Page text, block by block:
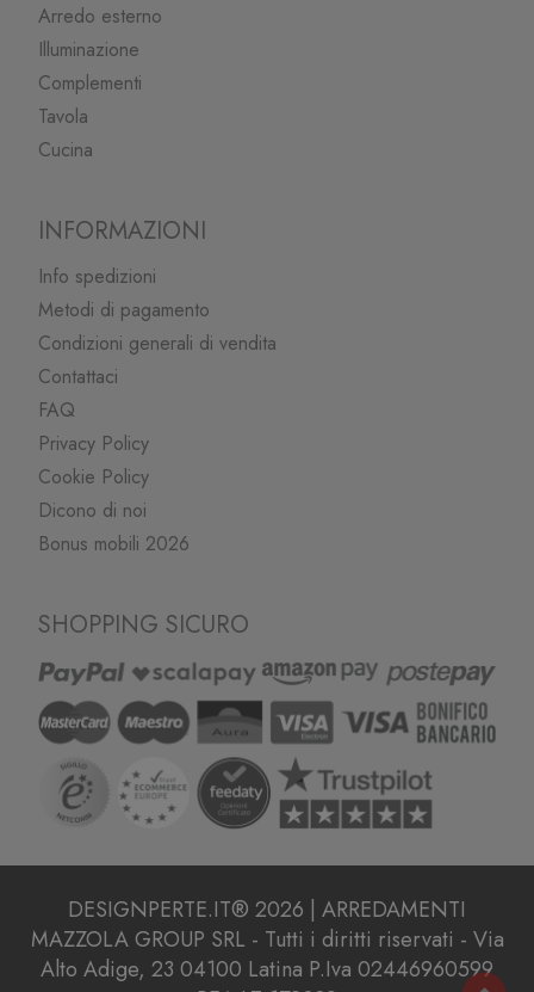
Arredo esterno
Illuminazione
Complementi
Tavola
Cucina
INFORMAZIONI
Info spedizioni
Metodi di pagamento
Condizioni generali di vendita
Contattaci
FAQ
Privacy Policy
Cookie Policy
Dicono di noi
Bonus mobili 2026
SHOPPING SICURO
DESIGNPERTE.IT® 2026 | ARREDAMENTI
MAZZOLA GROUP SRL - Tutti i diritti riservati - Via
Alto Adige, 23 04100 Latina P.Iva 02446960599